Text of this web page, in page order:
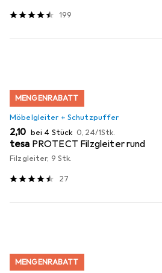
199
MENGENRABATT
Möbelgleiter + Schutzpuffer
EUR
2,10 bei 4 Stück EUR
0,24/1Stk.
tesa PROTECT Filzgleiter rund
Filzgleiter, 9 Stk.
27
MENGENRABATT